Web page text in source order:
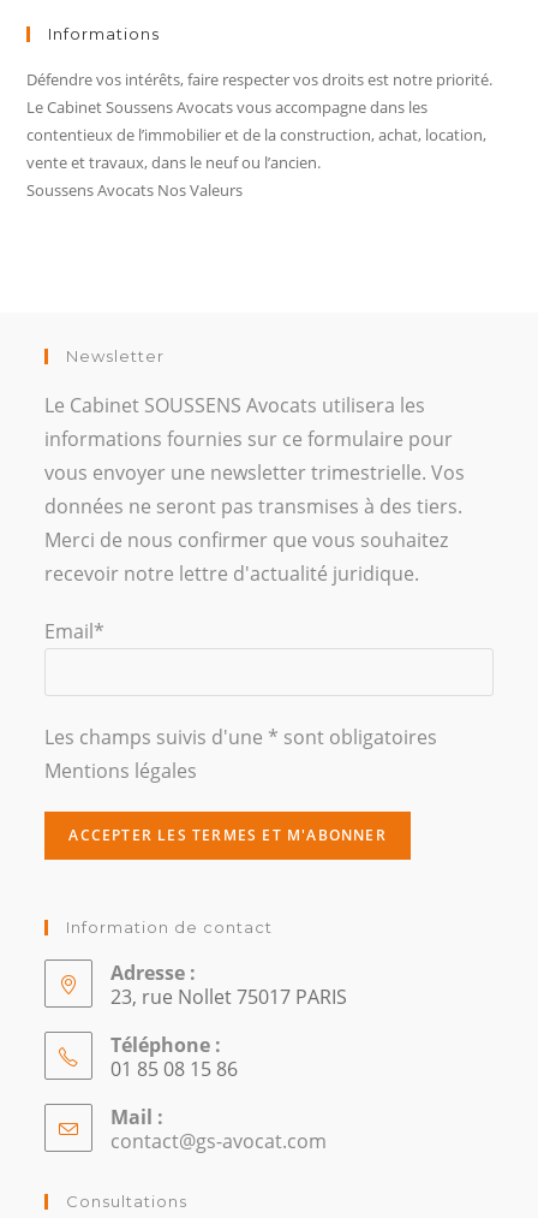
Informations
Défendre vos intérêts, faire respecter vos droits est notre priorité.
Le Cabinet Soussens Avocats vous accompagne dans les
contentieux de l’immobilier et de la construction, achat, location,
vente et travaux, dans le neuf ou l’ancien.
Soussens Avocats Nos Valeurs
Newsletter
Le Cabinet SOUSSENS Avocats utilisera les
informations fournies sur ce formulaire pour
vous envoyer une newsletter trimestrielle. Vos
données ne seront pas transmises à des tiers.
Merci de nous confirmer que vous souhaitez
recevoir notre lettre d'actualité juridique.
Email*
Les champs suivis d'une * sont obligatoires
Mentions légales
Information de contact
Adresse :
23, rue Nollet 75017 PARIS
Téléphone :
01 85 08 15 86
Mail :
contact@gs-avocat.com
Consultations